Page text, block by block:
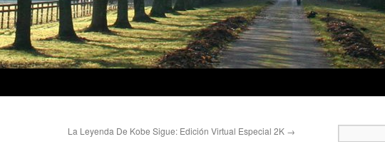
La Leyenda De Kobe Sigue: Edición Virtual Especial 2K →